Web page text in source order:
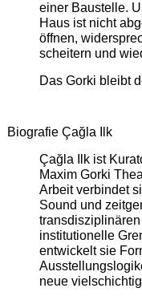
einer Baustelle.
Haus ist nicht
öffnen,
scheitern und
Das Gorki bleibt
Biografie Çağla Ilk
Çağla Ilk ist
Maxim Gorki
Arbeit verbindet
Sound und
institutionelle
entwickelt sie
neue